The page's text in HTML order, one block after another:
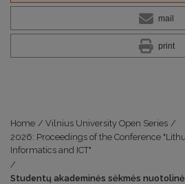
mail
print
Home / Vilnius University Open Series /
2026: Proceedings of the Conference
Informatics and ICT"
/
Studentų akademinės sėkmės